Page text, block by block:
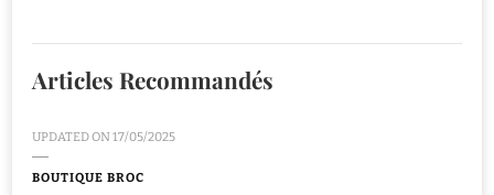
Articles Recommandés
UPDATED ON17/05/2025
BOUTIQUE BROC